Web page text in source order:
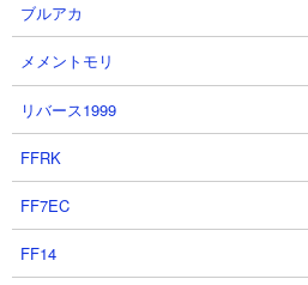
５．異界にゃんこ塔29階 ガ
ーテを使った攻略
【出撃メンバー】
ブルアカ
メメントモリ
リバース1999
FFRK
FF7EC
FF14